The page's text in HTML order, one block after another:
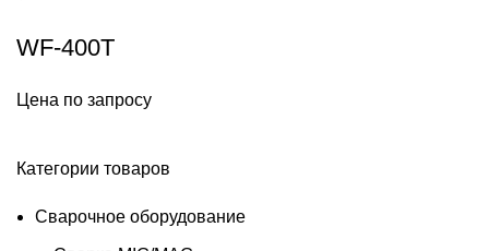
Категории товаров
Сварочное оборудование
WF-400T
Цена по запросу